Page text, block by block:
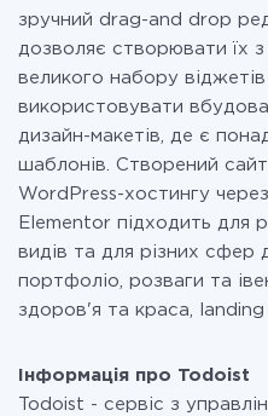
зручний drag-and drop
дозволяє створювати їх
великого набору
використовувати
дизайн-макетів, де є
шаблонів. Створений
WordPress-хостингу
Elementor підходить для
видів та для різних сфер
портфоліо, розваги та
здоров'я та краса,
Інформація про Todoist
Todoist - сервіс з